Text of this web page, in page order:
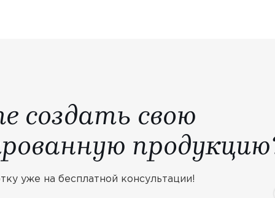
создать свою
уже на бесплатной консультации!